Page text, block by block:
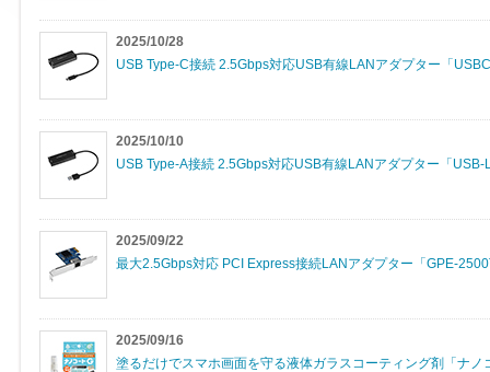
2025/10/28
USB Type-C接続 2.5Gbps対応USB有線LANアダプター「
2025/10/10
USB Type-A接続 2.5Gbps対応USB有線LANアダプター「
2025/09/22
最大2.5Gbps対応 PCI Express接続LANアダプター「GPE-
2025/09/16
塗るだけでスマホ画面を守る液体ガラスコーティング剤「ナ